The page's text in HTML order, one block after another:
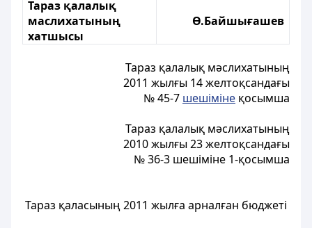
Тараз қалалық
маслихатының
хатшысы
Ө.Байшығашев
Тараз қалалық мәслихатының
2011 жылғы 14 желтоқсандағы
№ 45-7 шешіміне қосымша
Тараз қалалық мәслихатының
2010 жылғы 23 желтоқсандағы
№ 36-3 шешіміне 1-қосымша
Тараз қаласының 2011 жылға арналған бюджеті